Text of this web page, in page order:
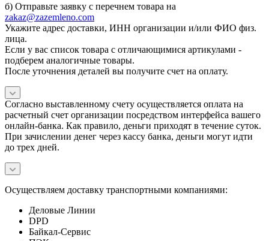
б) Отправьте заявку с перечнем товара на
zakaz@zazemleno.com
Укажите адрес доставки, ИНН организации и/или ФИО физ.
лица.
Если у вас список товара с отличающимися артикулами -
подберем аналогичные товары.
После уточнения деталей вы получите счет на оплату.
Согласно выставленному счету осуществляется оплата на
расчетный счет организации посредством интерфейса вашего
онлайн-банка. Как правило, деньги приходят в течение суток.
При зачислении денег через кассу банка, деньги могут идти
до трех дней.
Осуществляем доставку транспортными компаниями:
Деловые Линии
DPD
Байкал-Сервис